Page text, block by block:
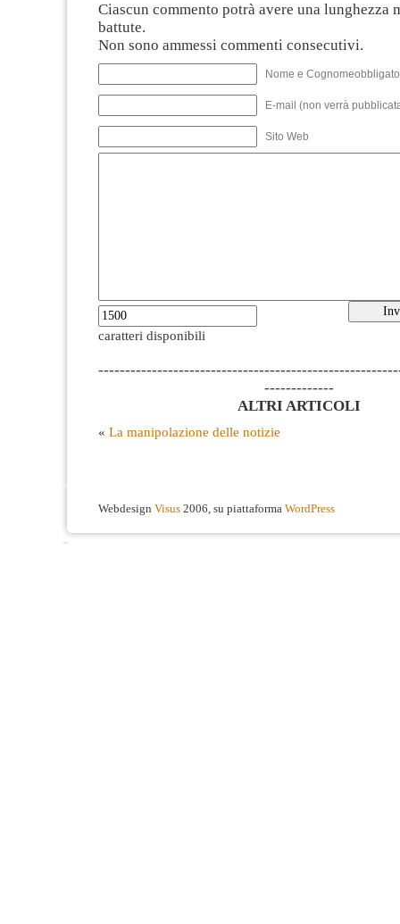
Ciascun commento potrà avere una lunghezza
battute.
Non sono ammessi commenti consecutivi.
Nome e
E-mail (non verrà
Sito Web
caratteri disponibili
-------------
ALTRI ARTICOLI
« La manipolazione delle notizie
Webdesign Visus 2006, su piattaforma WordPress